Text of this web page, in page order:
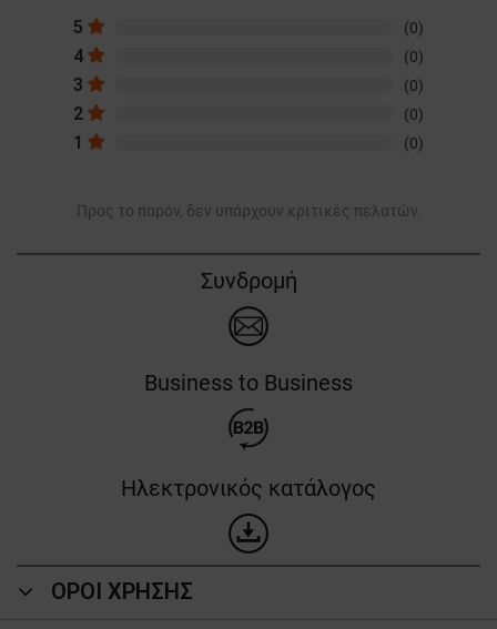
5 (0)
4 (0)
3 (0)
2 (0)
1 (0)
Προς το παρόν, δεν υπάρχουν κριτικές πελατών.
Συνδρομή
Business to Business
Ηλεκτρονικός κατάλογος
ΟΡΟΙ ΧΡΗΣΗΣ